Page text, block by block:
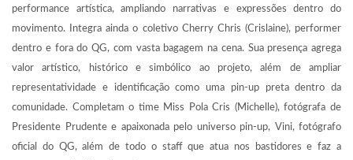
performance artística, ampliando narrativas e expressões dentro do
movimento. Integra ainda o coletivo Cherry Chris (Crislaine), performer
dentro e fora do QG, com vasta bagagem na cena. Sua presença agrega
valor artístico, histórico e simbólico ao projeto, além de ampliar
representatividade e identificação como uma pin-up preta dentro da
comunidade. Completam o time Miss Pola Cris (Michelle), fotógrafa de
Presidente Prudente e apaixonada pelo universo pin-up, Vini, fotógrafo
oficial do QG, além de todo o staff que atua nos bastidores e faz a